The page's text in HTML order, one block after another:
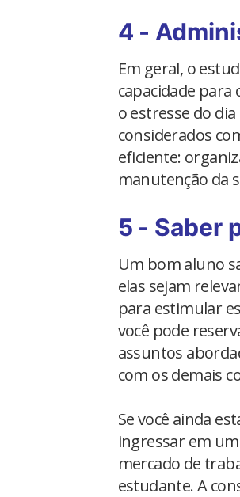
4 -
Em geral, o
capacidade
o estresse do
considerados
eficiente:
manutenção da
5 - Saber
Um bom aluno
elas sejam
para estimular
você pode
assuntos
com os demais
Se você ainda
ingressar em
mercado de
estudante. A